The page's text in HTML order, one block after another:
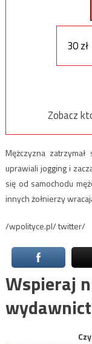
30 zł
Zobacz
Mężczyzna
uprawiali jogging i
się od samochodu
innych żołnierzy
/wpolityce.pl/ twitter/
Wspieraj